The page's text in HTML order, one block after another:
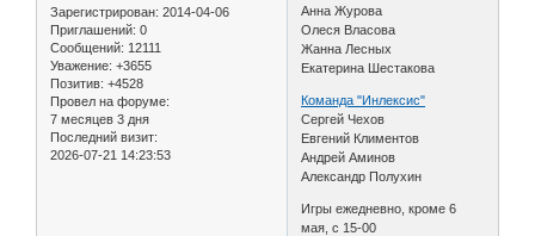
Зарегистрирован: 2014-04-06
Приглашений: 0
Сообщений: 12111
Уважение: +3655
Позитив: +4528
Провел на форуме:
7 месяцев 3 дня
Последний визит:
2026-07-21 14:23:53
Анна Журова
Олеся Власова
Жанна Лесных
Екатерина Шестакова
Команда "Инлексис"
Сергей Чехов
Евгений Климентов
Андрей Аминов
Александр Полухин
Игры ежедневно, кроме 6
мая, с 15-00